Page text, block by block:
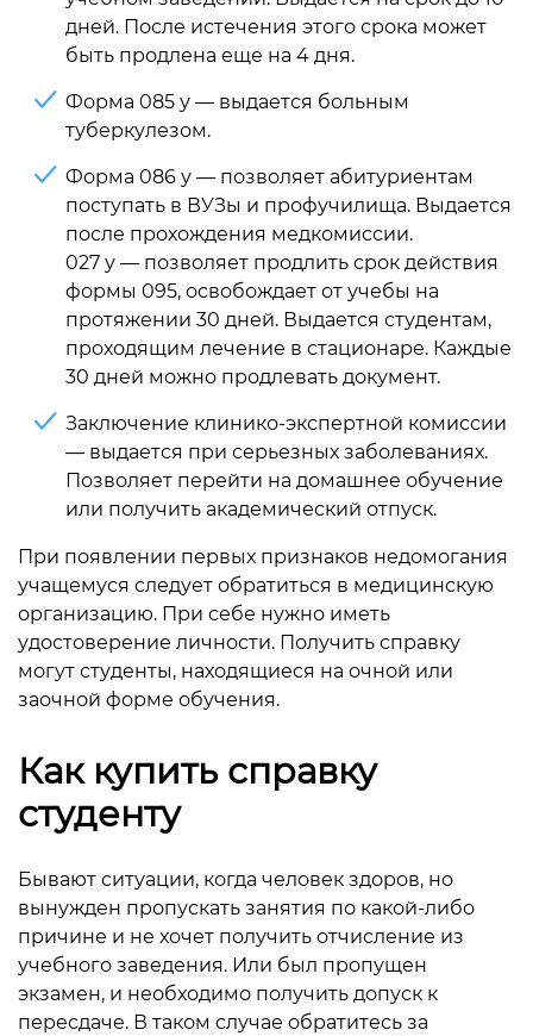
дней. После истечения этого срока может
быть продлена еще на 4 дня.
Форма 085 у — выдается больным
туберкулезом.
Форма 086 у — позволяет абитуриентам
поступать в ВУЗы и профучилища. Выдается
после прохождения медкомиссии.
027 у — позволяет продлить срок действия
формы 095, освобождает от учебы на
протяжении 30 дней. Выдается студентам,
проходящим лечение в стационаре. Каждые
30 дней можно продлевать документ.
Заключение клинико-экспертной комиссии
— выдается при серьезных заболеваниях.
Позволяет перейти на домашнее обучение
или получить академический отпуск.
При появлении первых признаков недомогания
учащемуся следует обратиться в медицинскую
организацию. При себе нужно иметь
удостоверение личности. Получить справку
могут студенты, находящиеся на очной или
заочной форме обучения.
Как купить справку
студенту
Бывают ситуации, когда человек здоров, но
вынужден пропускать занятия по какой-либо
причине и не хочет получить отчисление из
учебного заведения. Или был пропущен
экзамен, и необходимо получить допуск к
пересдаче. В таком случае обратитесь за